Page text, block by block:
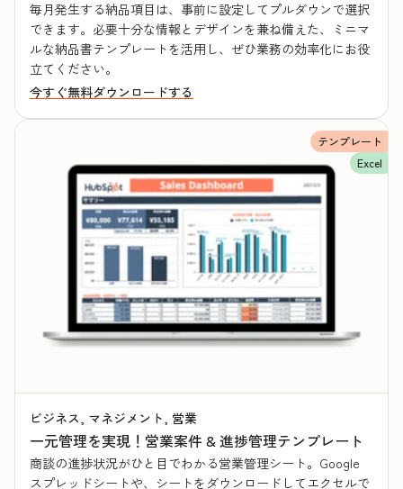
毎月発生する納品項目は、事前に設定してプルダウンで選択
できます。必要十分な情報とデザインを兼ね備えた、ミニマ
ルな納品書テンプレートを活用し、ぜひ業務の効率化にお役
立てください。
今すぐ無料ダウンロードする
テンプレート
Excel
ビジネス, マネジメント, 営業
一元管理を実現！営業案件 & 進捗管理テンプレート
商談の進捗状況がひと目でわかる営業管理シート。Google
スプレッドシートや、シートをダウンロードしてエクセルで